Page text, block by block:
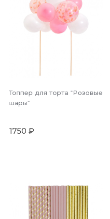
Топпер для торта "Розовые
шары"
1750 ₽